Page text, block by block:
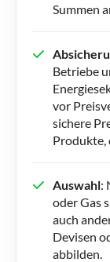
Summen
Betriebe
vor
sichere
Produkte,
Auswahl:
oder Gas
auch
Devisen
abbilden.